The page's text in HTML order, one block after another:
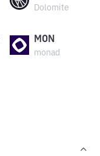
Dolomite
MON
monad